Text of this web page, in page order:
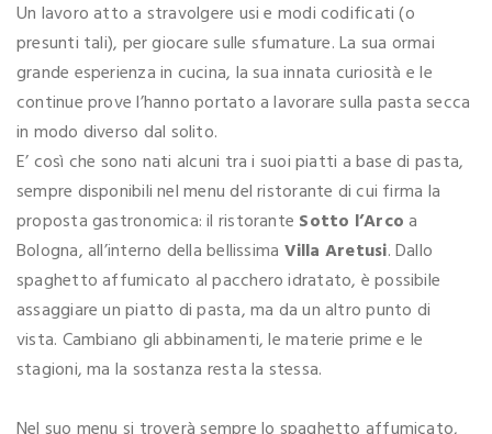
Un lavoro atto a stravolgere usi e modi codificati (o
presunti tali), per giocare sulle sfumature. La sua ormai
grande esperienza in cucina, la sua innata curiosità e le
continue prove l’hanno portato a lavorare sulla pasta secca
in modo diverso dal solito.
E’ così che sono nati alcuni tra i suoi piatti a base di pasta,
sempre disponibili nel menu del ristorante di cui firma la
proposta gastronomica: il ristorante Sotto l’Arcoa
Bologna, all’interno della bellissima Villa Aretusi. Dallo
spaghetto affumicato al pacchero idratato, è possibile
assaggiare un piatto di pasta, ma da un altro punto di
vista. Cambiano gli abbinamenti, le materie prime e le
stagioni, ma la sostanza resta la stessa.